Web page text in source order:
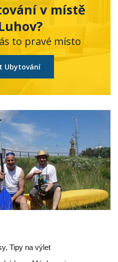
v místě
to pravé místo
Ubytování
Tipy na výlet